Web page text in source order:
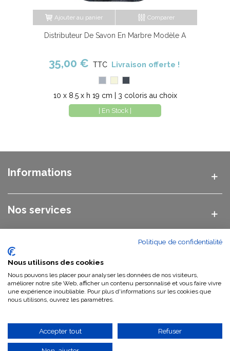
Ajouter au panier Comparer
Distributeur De Savon En Marbre Modèle A
35,00 € TTC Livraison offerte !
10 x 8.5 x h 19 cm | 3 coloris au choix
| En Stock |
Informations
Nos services
Nos catégories
Nous contacter
Politique de confidentialité
Nous utilisons des cookies
Nous pouvons les placer pour analyser les données de nos visiteurs,
améliorer notre site Web, afficher un contenu personnalisé et vous faire vivre
une expérience inoubliable. Pour plus d'informations sur les cookies que
nous utilisons, ouvrez les paramètres.
Accepter tout Refuser